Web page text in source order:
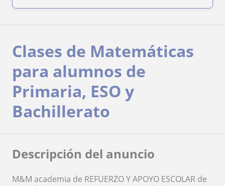
Clases de Matemáticas
para alumnos de
Primaria, ESO y
Bachillerato
Descripción del anuncio
M&M academia de REFUERZO Y APOYO ESCOLAR de